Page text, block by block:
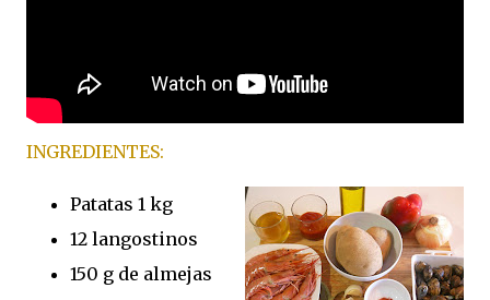
INGREDIENTES:
Patatas 1 kg
12 langostinos
150 g de almejas